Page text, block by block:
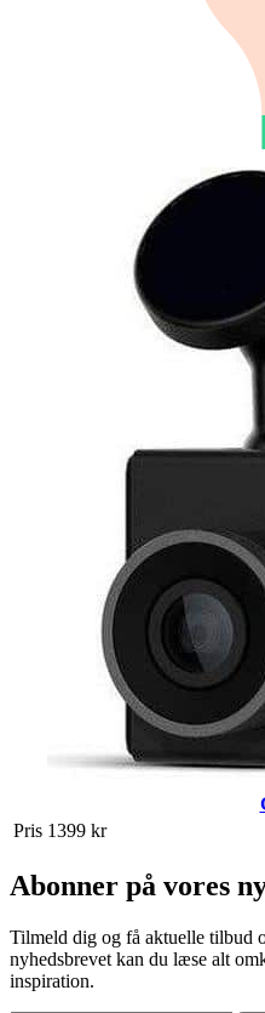
Pris 1399 kr
Abonner på vores
Tilmeld dig og få aktuelle tilbud
nyhedsbrevet kan du læse alt
inspiration.